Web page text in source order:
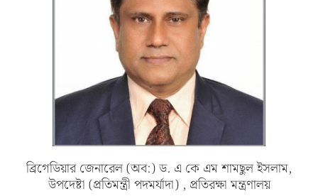
ব্রিগেডিয়ার জেনারেল (অব:) ড. এ কে এম শামছুল ইসলাম,
উপদেষ্টা (প্রতিমন্ত্রী পদমর্যাদা) , প্রতিরক্ষা মন্ত্রণালয়